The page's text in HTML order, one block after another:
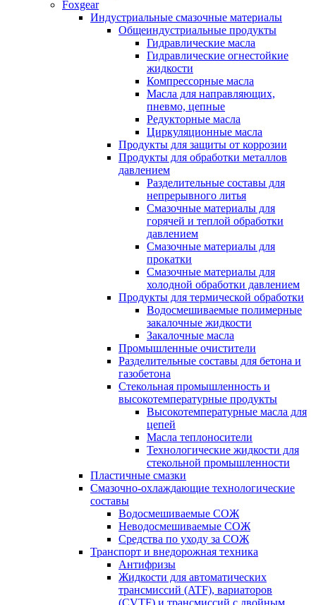
Foxgear
Индустриальные смазочные материалы
Общеиндустриальные продукты
Гидравлические масла
Гидравлические огнестойкие
жидкости
Компрессорные масла
Масла для направляющих,
пневмо, цепные
Редукторные масла
Циркуляционные масла
Продукты для защиты от коррозии
Продукты для обработки металлов
давлением
Разделительные составы для
непрерывного литья
Смазочные материалы для
горячей и теплой обработки
давлением
Смазочные материалы для
прокатки
Смазочные материалы для
холодной обработки давлением
Продукты для термической обработки
Водосмешиваемые полимерные
закалочные жидкости
Закалочные масла
Промышленные очистители
Разделительные составы для бетона и
газобетона
Стекольная промышленность и
высокотемпературные продукты
Высокотемпературные масла для
цепей
Масла теплоносители
Технологические жидкости для
стекольной промышленности
Пластичные смазки
Смазочно-охлаждающие технологические
составы
Водосмешиваемые СОЖ
Неводосмешиваемые СОЖ
Средства по уходу за СОЖ
Транспорт и внедорожная техника
Антифризы
Жидкости для автоматических
трансмиссий (ATF), вариаторов
(CVTF) и трансмиссий с двойным